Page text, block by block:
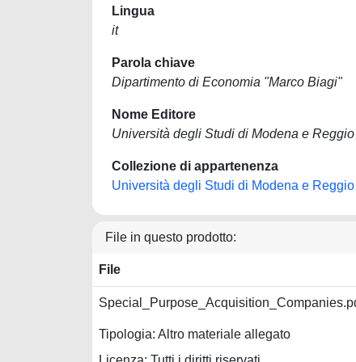
Lingua
it
Parola chiave
Dipartimento di Economia "Marco Biagi"
Nome Editore
Università degli Studi di Modena e
Collezione di appartenenza
Università degli Studi di Modena e
File in questo prodotto:
File
Tipologia: Altro materiale allegato